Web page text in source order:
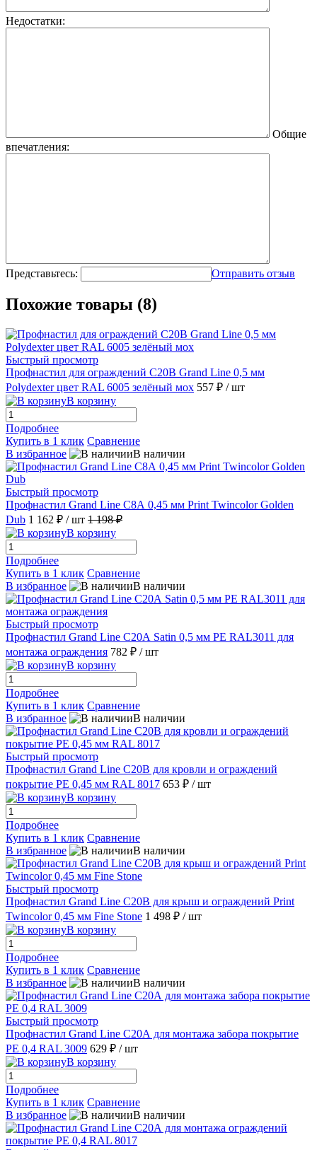
Недостатки:
Общие
впечатления:
Представьтесь: Отправить отзыв
Похожие товары (8)
Быстрый просмотр
Профнастил для ограждений С20В Grand Line 0,5 мм
Polydexter цвет RAL 6005 зелёный мох 557 ₽ / шт
В корзину
Подробнее
Купить в 1 клик Сравнение
В избранное
В наличии
Быстрый просмотр
Профнастил Grand Line С8А 0,45 мм Print Twincolor Golden
Dub 1 162 ₽ / шт 1 198 ₽
В корзину
Подробнее
Купить в 1 клик Сравнение
В избранное
В наличии
Быстрый просмотр
Профнастил Grand Line С20А Satin 0,5 мм РЕ RAL3011 для
монтажа ограждения 782 ₽ / шт
В корзину
Подробнее
Купить в 1 клик Сравнение
В избранное
В наличии
Быстрый просмотр
Профнастил Grand Line С20В для кровли и ограждений
покрытие РЕ 0,45 мм RAL 8017 653 ₽ / шт
В корзину
Подробнее
Купить в 1 клик Сравнение
В избранное
В наличии
Быстрый просмотр
Профнастил Grand Line С20В для крыш и ограждений Print
Twincolor 0,45 мм Fine Stone 1 498 ₽ / шт
В корзину
Подробнее
Купить в 1 клик Сравнение
В избранное
В наличии
Быстрый просмотр
Профнастил Grand Line С20А для монтажа забора покрытие
РЕ 0,4 RAL 3009 629 ₽ / шт
В корзину
Подробнее
Купить в 1 клик Сравнение
В избранное
В наличии